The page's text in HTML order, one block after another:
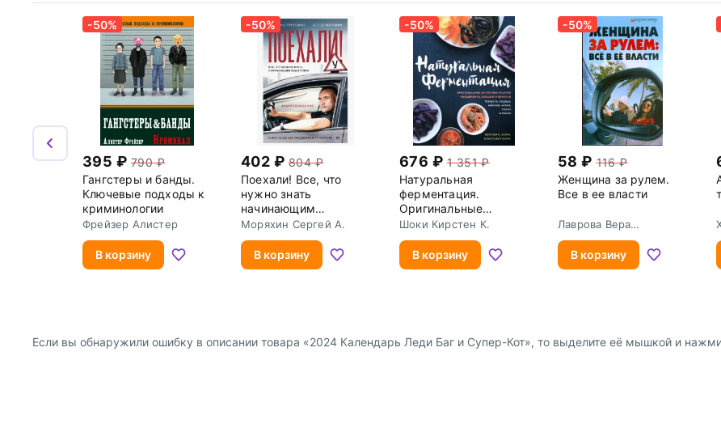
-50%
395
790
Гангстеры и банды.
Ключевые подходы к
криминологии
Фрейзер Алистер
В корзину
-50%
402
804
Поехали! Все, что
нужно знать
начинающим
водителям
Моряхин Сергей А.
В корзину
-50%
676
1 351
Натуральная
ферментация.
Оригинальные
авторские рецепты
квашения 64 овощей
и фруктов
Шоки Кирстен К.
В корзину
-50%
58
116
Женщина за рулем.
Все в ее власти
Лаврова Вера
В корзину
Если вы обнаружили ошибку в описании товара «2024 Календарь Леди Баг и Супер-Кот», то выделите её мышкой и